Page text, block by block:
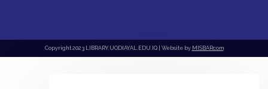
Copyright 2023 LIBRARY.UODIAYAL.EDU.IQ | Website byMISBARcom